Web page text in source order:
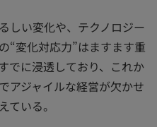
しい変化や、テクノロジー
“変化対応力”はますます重
でに浸透しており、これか
アジャイルな経営が欠かせ
ている。